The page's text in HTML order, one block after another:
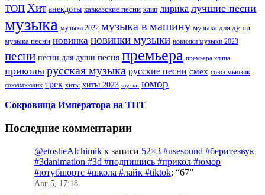
ТОП Хит анекдоты кавказские песни клип лирика лучшие песни
музыка музыка 2022 музыка в машину музыка для души
музыка песни новинка новинки музыки новинки музыки 2023
песни песни для души песня премьера премьера клипа
приколы русская музыка русские песни смех союз мьюзик
союзмьюзик трек хиты хиты 2023 шутки юмор
Сокровища Императора на ТНТ
Последние комментарии
@etosheAlchimik к записи 52×3 #usesound #беритезвук
#3danimation #3d #подпишись #прикол #юмор
#ютубшортс #школа #лайк #tiktok: “67”
Авг 5, 17:18